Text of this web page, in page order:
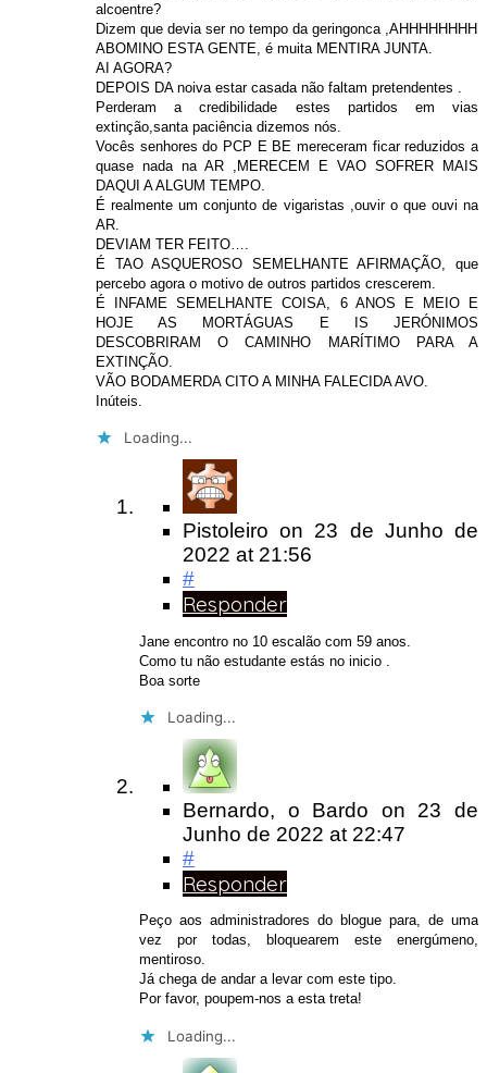
alcoentre?
Dizem que devia ser no tempo da geringonca ,AHHHHHHHH
ABOMINO ESTA GENTE, é muita MENTIRA JUNTA.
AI AGORA?
DEPOIS DA noiva estar casada não faltam pretendentes .
Perderam a credibilidade estes partidos em vias
extinção,santa paciência dizemos nós.
Vocês senhores do PCP E BE mereceram ficar reduzidos a
quase nada na AR ,MERECEM E VAO SOFRER MAIS
DAQUI A ALGUM TEMPO.
É realmente um conjunto de vigaristas ,ouvir o que ouvi na
AR.
DEVIAM TER FEITO….
É TAO ASQUEROSO SEMELHANTE AFIRMAÇÃO, que
percebo agora o motivo de outros partidos crescerem.
É INFAME SEMELHANTE COISA, 6 ANOS E MEIO E
HOJE AS MORTÁGUAS E IS JERÓNIMOS
DESCOBRIRAM O CAMINHO MARÍTIMO PARA A
EXTINÇÃO.
VÃO BODAMERDA CITO A MINHA FALECIDA AVO.
Inúteis.
Loading...
Pistoleiro on 23 de Junho de
2022 at 21:56
#
Responder
Jane encontro no 10 escalão com 59 anos.
Como tu não estudante estás no inicio .
Boa sorte
Loading...
Bernardo, o Bardo on 23 de
Junho de 2022 at 22:47
#
Responder
Peço aos administradores do blogue para, de uma
vez por todas, bloquearem este energúmeno,
mentiroso.
Já chega de andar a levar com este tipo.
Por favor, poupem-nos a esta treta!
Loading...